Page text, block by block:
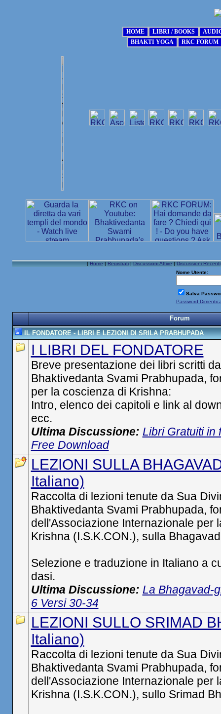
[Home|Registrati|Discussioni Attive|Discussioni Recenti
Nome Utente:
Salva
Password
Forum
IL FONDATORE - LIBRI E LEZIONI DI SRILA PRABHUPADA
I LIBRI DEL FONDATORE
Breve presentazione dei libri scritti
Bhaktivedanta Svami Prabhupada,
per la coscienza di Krishna:
Intro, elenco dei capitoli e link al
ecc.
Ultima Discussione: Libri Gratuiti in
Free Download
LEZIONI SULLA
Italiano)
Raccolta di lezioni tenute da Sua
Bhaktivedanta Svami Prabhupada,
dell'Associazione Internazionale per
Krishna (I.S.K.CON.), sulla
Selezione e traduzione in Italiano a
dasi.
Ultima Discussione: La Bhagavad-
6 Versi 30-34
LEZIONI SULLO SRIMAD
Italiano)
Raccolta di lezioni tenute da Sua
Bhaktivedanta Svami Prabhupada,
dell'Associazione Internazionale per
Krishna (I.S.K.CON.), sullo Srimad